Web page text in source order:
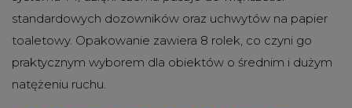
standardowych dozowników oraz uchwytów na papier
toaletowy. Opakowanie zawiera 8 rolek, co czyni go
praktycznym wyborem dla obiektów o średnim i dużym
natężeniu ruchu.